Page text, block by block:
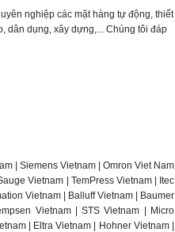
nghiệp các mặt hàng tự động, thiết
dân dụng, xây dựng,... Chúng tôi đáp
| Siemens Vietnam | Omron Viet Nam
Vietnam | TemPress Vietnam | Itec
Vietnam | Balluff Vietnam | Baumer
Vietnam | STS Vietnam | Micro
| Eltra Vietnam | Hohner Vietnam |